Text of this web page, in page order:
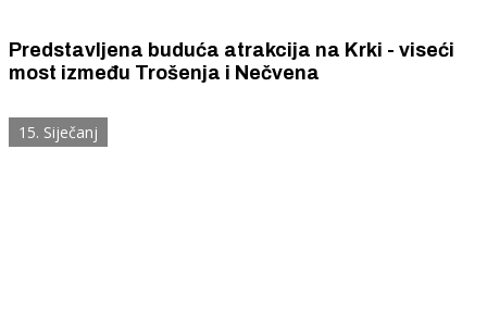
Predstavljena buduća atrakcija na Krki - viseći
most između Trošenja i Nečvena
15. Siječanj